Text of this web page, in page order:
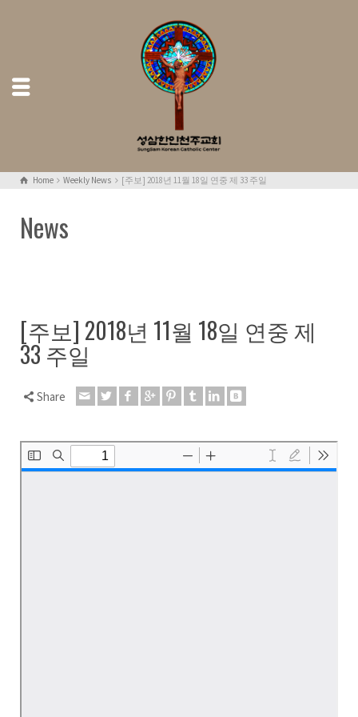
Home Weekly News [주보] 2018년 11월 18일 연중 제 33 주일
News
[주보] 2018년 11월 18일 연중 제
33 주일
Share